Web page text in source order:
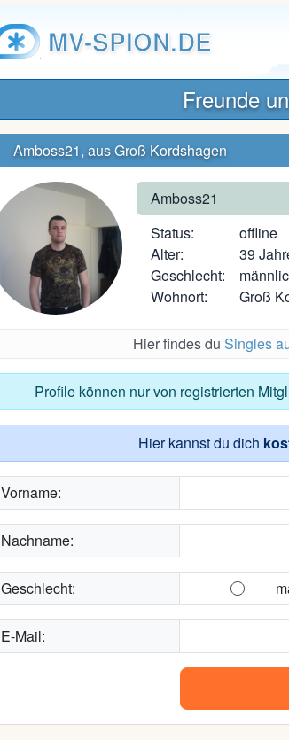
MV-SPION.DE
Freunde
Amboss21, aus Groß Kordshagen
Amboss21
Status:
offline
Alter:
39
Geschlecht:
Wohnort:
Groß
Hier findes du Singles
Profile können nur von registrierten
Hier kannst du dich
Vorname:
Nachname:
Geschlecht:
E-Mail: